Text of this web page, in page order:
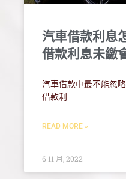
汽車借款利息
借款利息未繳
汽車借款中最不能忽
借款利
READ MORE »
6 11 月, 2022